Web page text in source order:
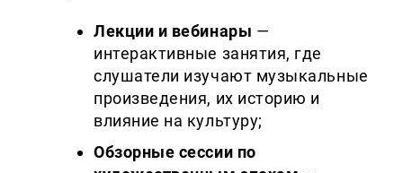
Лекции и вебинары —
интерактивные занятия, где
слушатели изучают музыкальные
произведения, их историю и
влияние на культуру;
Обзорные сессии по